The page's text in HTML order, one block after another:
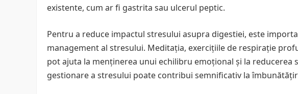
existente, cum ar fi gastrita sau ulcerul peptic.
Pentru a reduce impactul stresului asupra digestiei, este
management al stresului. Meditația, exercițiile de respirație
pot ajuta la menținerea unui echilibru emoțional și la
gestionare a stresului poate contribui semnificativ la